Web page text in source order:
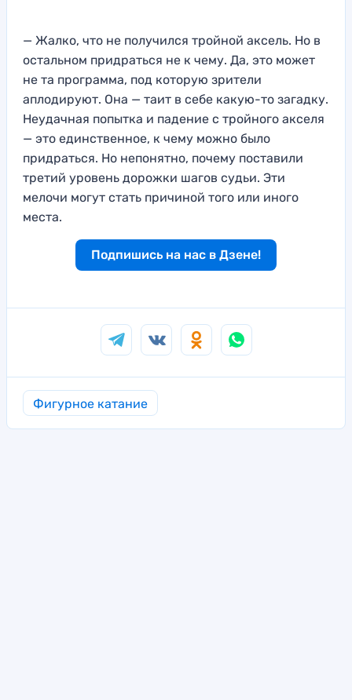
— Жалко, что не получился тройной аксель. Но в
остальном придраться не к чему. Да, это может
не та программа, под которую зрители
аплодируют. Она — таит в себе какую-то загадку.
Неудачная попытка и падение с тройного акселя
— это единственное, к чему можно было
придраться. Но непонятно, почему поставили
третий уровень дорожки шагов судьи. Эти
мелочи могут стать причиной того или иного
места.
Подпишись на нас в Дзене!
Фигурное катание